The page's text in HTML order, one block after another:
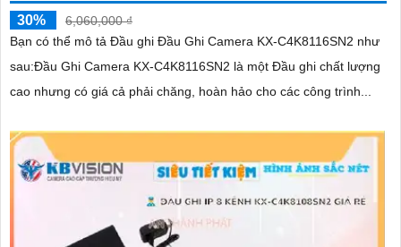
30%
6,060,000 ₫
Bạn có thể mô tả Đầu ghi Đầu Ghi Camera KX-C4K8116SN2 như
sau:Đầu Ghi Camera KX-C4K8116SN2 là một Đầu ghi chất lượng
cao nhưng có giá cả phải chăng, hoàn hảo cho các công trình...